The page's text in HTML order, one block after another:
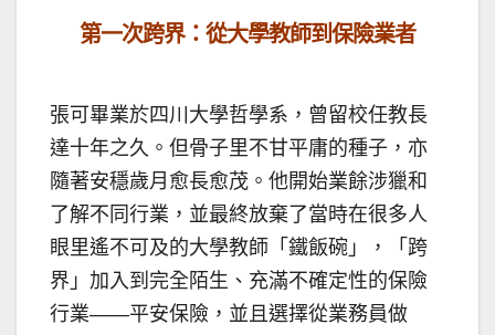
第一次跨界：從大學教師到保險業者
張可畢業於四川大學哲學系，曾留校任教長
達十年之久。但骨子里不甘平庸的種子，亦
隨著安穩歲月愈長愈茂。他開始業餘涉獵和
了解不同行業，並最終放棄了當時在很多人
眼里遙不可及的大學教師「鐵飯碗」，「跨
界」加入到完全陌生、充滿不確定性的保險
行業——平安保險，並且選擇從業務員做